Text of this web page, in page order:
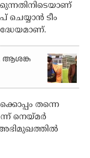
ചെയ്യാന്‍ ടീം
ആശങ്ക
തന്നെ
നെയ്മര്‍